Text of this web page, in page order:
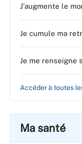
J'augmente le
Je cumule ma
Je me renseigne
Accéder à toutes
Ma santé